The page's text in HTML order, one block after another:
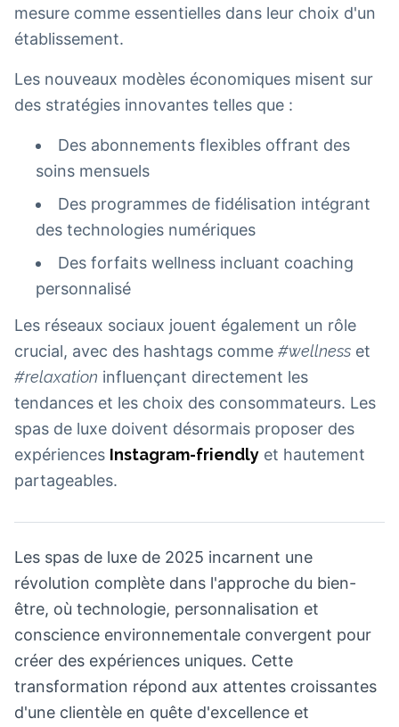
mesure comme essentielles dans leur choix d'un
établissement.
Les nouveaux modèles économiques misent sur
des stratégies innovantes telles que :
Des abonnements flexibles offrant des
soins mensuels
Des programmes de fidélisation intégrant
des technologies numériques
Des forfaits wellness incluant coaching
personnalisé
Les réseaux sociaux jouent également un rôle
crucial, avec des hashtags comme #wellness et
#relaxation influençant directement les
tendances et les choix des consommateurs. Les
spas de luxe doivent désormais proposer des
expériences Instagram-friendly et hautement
partageables.
Les spas de luxe de 2025 incarnent une
révolution complète dans l'approche du bien-
être, où technologie, personnalisation et
conscience environnementale convergent pour
créer des expériences uniques. Cette
transformation répond aux attentes croissantes
d'une clientèle en quête d'excellence et